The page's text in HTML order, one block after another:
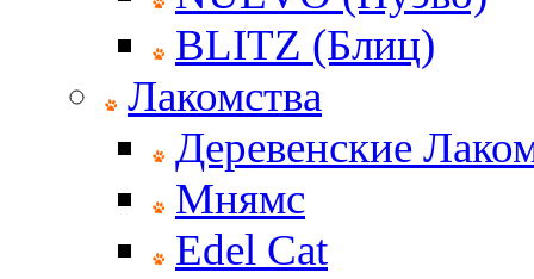
BLITZ (Блиц)
Лакомства
Деревенские
Мнямс
Edel Cat